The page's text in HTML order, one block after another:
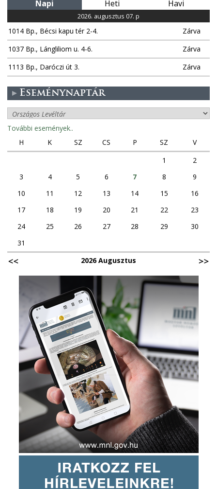
Napi Heti Havi
2026. augusztus 07. p
1014 Bp., Bécsi kapu tér 2-4.
Zárva
1037 Bp., Lángliliom u. 4-6.
Zárva
1113 Bp., Daróczi út 3.
Zárva
Eseménynaptár
További események..
H
K SZ CS P SZ
V
1
2
3
4 5 6 7 8
9
10
11 12 13 14 15
16
17
18 19 20 21 22
23
24
25 26 27 28 29
30
31
2026 Augusztus